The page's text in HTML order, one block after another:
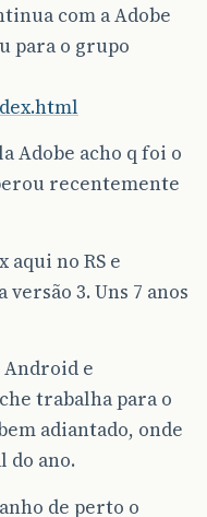
com a Adobe
para o grupo
Adobe acho q foi o
recentemente
no RS e
3. Uns 7 anos
Android e
trabalha para o
adiantado, onde
do ano.
de perto o